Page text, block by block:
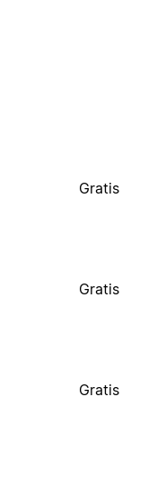
Gratis
Gratis
Gratis